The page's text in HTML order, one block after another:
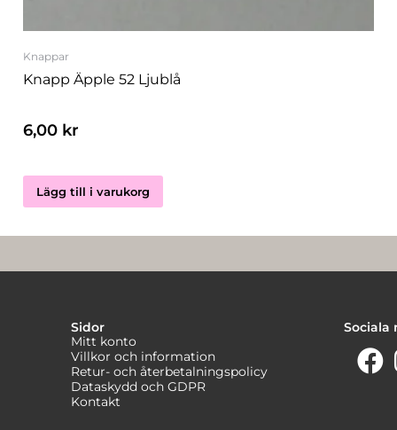
Knappar
Knapp Äpple 52 Ljublå
6,00 kr
Lägg till i varukorg
Sidor
Mitt konto
Villkor och information
Retur- och återbetalningspolicy
Dataskydd och GDPR
Kontakt
Sociala